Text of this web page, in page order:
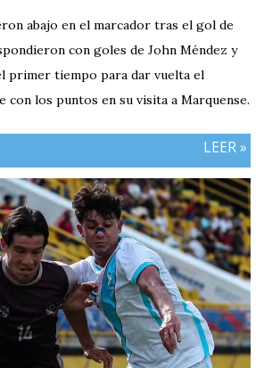
abajo en el marcador tras el gol de
con goles de John Méndez y
primer tiempo para dar vuelta el
con los puntos en su visita a Marquense.
LEER »